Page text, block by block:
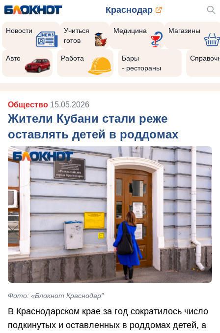
Краснодар
Новости
Учиться
готов
Медицина Магазины
Авто Работа
Бары
- рестораны
Общество 15.05.2026
Жители Кубани стали реже
оставлять детей в роддомах
Фото: «Блокнот Краснодар"
В Краснодарском крае за год сократилось число
подкинутых и оставленных в роддомах детей, а